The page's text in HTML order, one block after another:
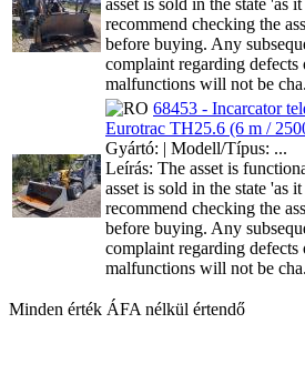
recommend checking the
before buying. Any
complaint regarding defects
malfunctions will not be
68453 - Incarcator
Eurotrac TH25.6 (6 m /
Gyártó: | Modell/Típus: ...
Leírás: The asset is
asset is sold in the state 'as
recommend checking the
before buying. Any
complaint regarding defects
malfunctions will not be
Minden érték ÁFA nélkül értendő